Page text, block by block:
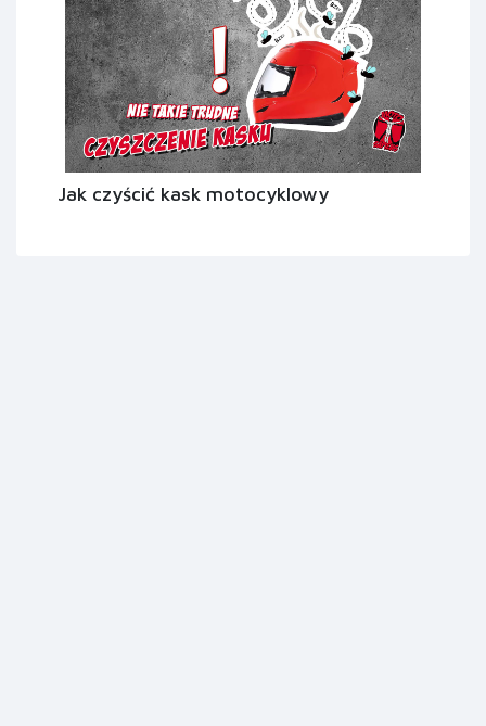
Jak czyścić kask motocyklowy